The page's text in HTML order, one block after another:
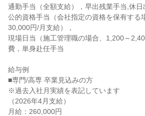
通勤手当（全額支給），早出残業手当,休日
公的資格手当（会社指定の資格を保有する
30,000円/月支給），
現場日当（施工管理職の場合、1,200～
費，単身赴任手当
給与例
■専門/高専 卒業見込みの方
※過去入社月実績を表記しています
（2026年4月支給）
月給：260,000円